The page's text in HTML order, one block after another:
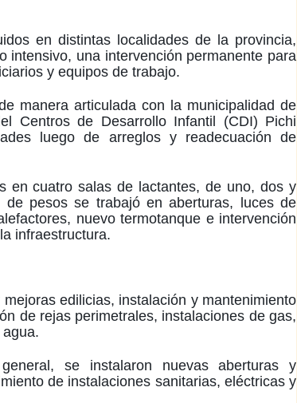
en distintas localidades de la provincia,
intensivo, una intervención permanente para
y equipos de trabajo.
manera articulada con la municipalidad de
Centros de Desarrollo Infantil (CDI) Pichi
luego de arreglos y readecuación de
en cuatro salas de lactantes, de uno, dos y
pesos se trabajó en aberturas, luces de
nuevo termotanque e intervención
infraestructura.
edilicias, instalación y mantenimiento
de rejas perimetrales, instalaciones de gas,
se instalaron nuevas aberturas y
de instalaciones sanitarias, eléctricas y